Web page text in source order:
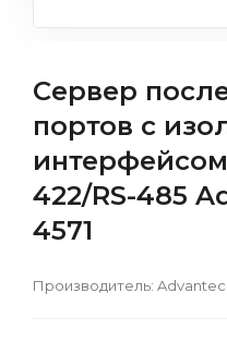
Сервер
портов с
интерфейсом
422/RS-485
4571
Производитель: